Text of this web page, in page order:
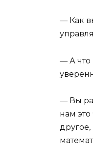
— Как
— А что
— Вы
нам